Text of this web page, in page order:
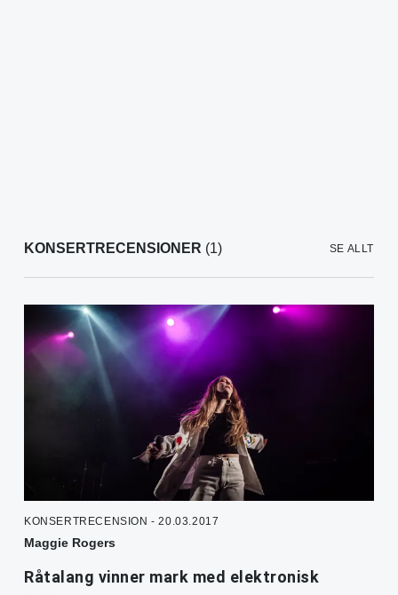
KONSERTRECENSIONER (1) SE ALLT
KONSERTRECENSION - 20.03.2017
Maggie Rogers
Råtalang vinner mark med elektronisk